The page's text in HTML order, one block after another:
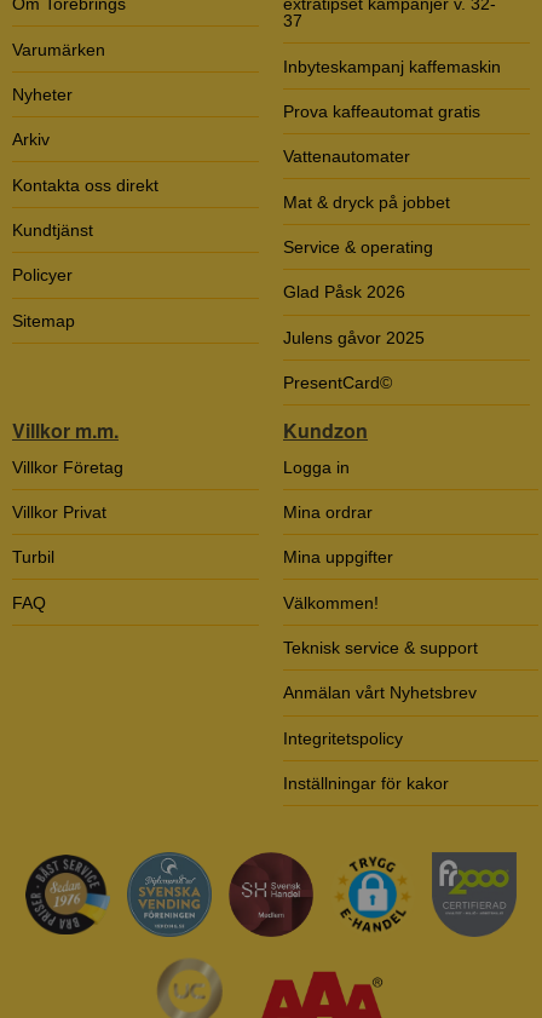
Varumärken
Nyheter
Arkiv
Kontakta oss direkt
Kundtjänst
Policyer
Sitemap
37
Inbyteskampanj kaffemaskin
Prova kaffeautomat gratis
Vattenautomater
Mat & dryck på jobbet
Service & operating
Glad Påsk 2026
Julens gåvor 2025
PresentCard©
Villkor m.m.
Villkor Företag
Villkor Privat
Turbil
FAQ
Kundzon
Logga in
Mina ordrar
Mina uppgifter
Välkommen!
Teknisk service & support
Anmälan vårt Nyhetsbrev
Integritetspolicy
Inställningar för kakor